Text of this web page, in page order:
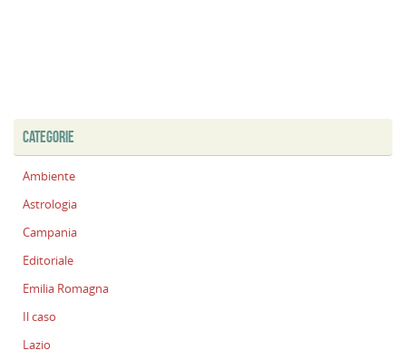
CATEGORIE
Ambiente
Astrologia
Campania
Editoriale
Emilia Romagna
Il caso
Lazio